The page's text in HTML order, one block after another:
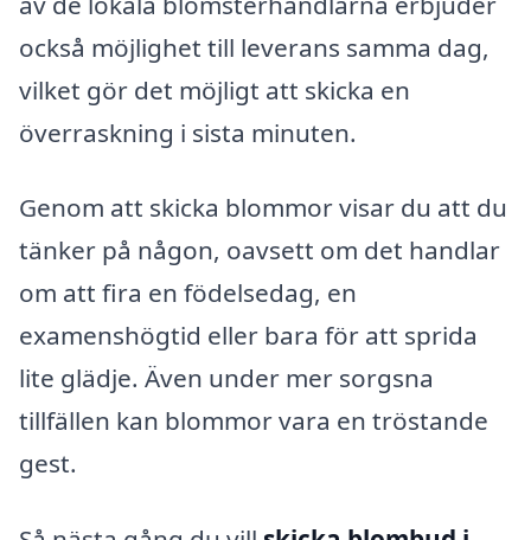
också möjlighet till leverans samma dag,
vilket gör det möjligt att skicka en
överraskning i sista minuten.
Genom att skicka blommor visar du att du
tänker på någon, oavsett om det handlar
om att fira en födelsedag, en
examenshögtid eller bara för att sprida
lite glädje. Även under mer sorgsna
tillfällen kan blommor vara en tröstande
gest.